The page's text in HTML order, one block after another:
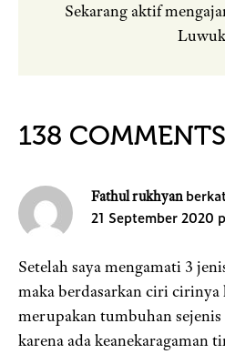
Sekarang aktif
138 COMMENTS
Fathul rukhyan
21 September 2020
Setelah saya mengamati 3
maka berdasarkan ciri
merupakan tumbuhan sejenis
karena ada keanekaragaman